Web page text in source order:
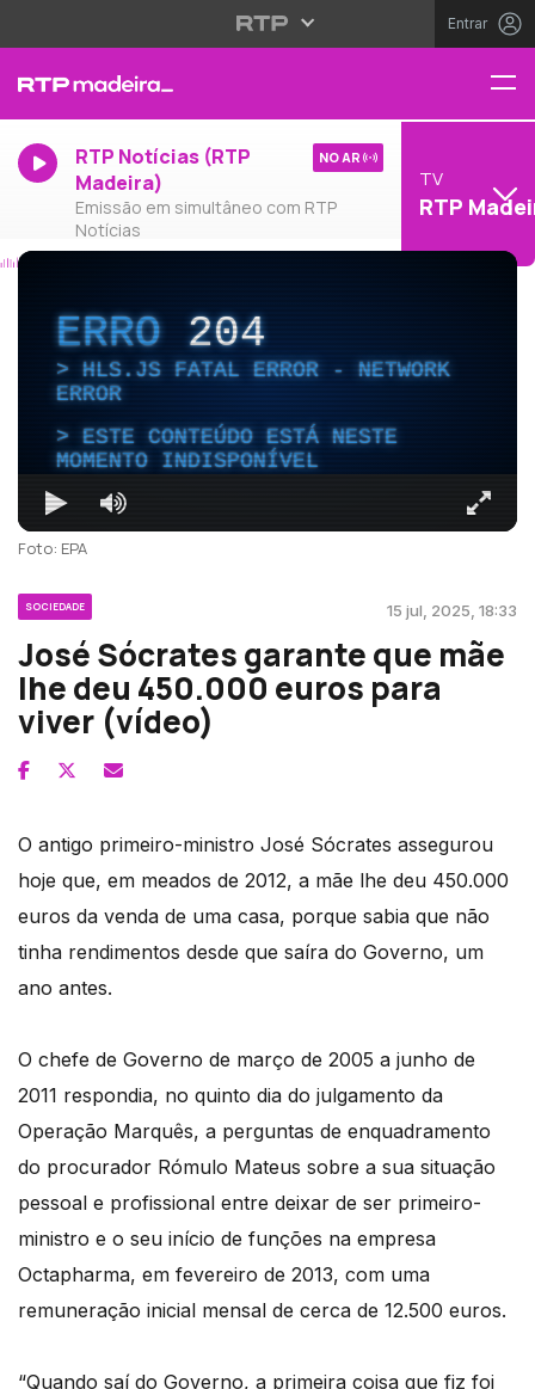
Entrar
RTP Notícias (RTP
Madeira)
Emissão em simultâneo com RTP
Notícias
NO AR
TV
RTP
ERRO204
HLS.JS FATAL ERROR - NETWORK
ERROR
ESTE CONTEÚDO ESTÁ NESTE
MOMENTO INDISPONÍVEL
Foto: EPA
SOCIEDADE 15 jul, 2025, 18:33
José Sócrates garante que mãe
lhe deu 450.000 euros para
viver (vídeo)
O antigo primeiro-ministro José Sócrates assegurou
hoje que, em meados de 2012, a mãe lhe deu 450.000
euros da venda de uma casa, porque sabia que não
tinha rendimentos desde que saíra do Governo, um
ano antes.
O chefe de Governo de março de 2005 a junho de
2011 respondia, no quinto dia do julgamento da
Operação Marquês, a perguntas de enquadramento
do procurador Rómulo Mateus sobre a sua situação
pessoal e profissional entre deixar de ser primeiro-
ministro e o seu início de funções na empresa
Octapharma, em fevereiro de 2013, com uma
remuneração inicial mensal de cerca de 12.500 euros.
“Quando saí do Governo, a primeira coisa que fiz foi